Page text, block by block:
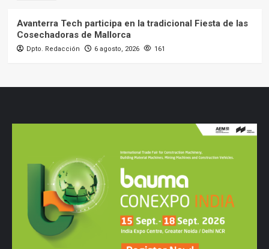
Avanterra Tech participa en la tradicional Fiesta de las
Cosechadoras de Mallorca
Dpto. Redacción 6 agosto, 2026 161